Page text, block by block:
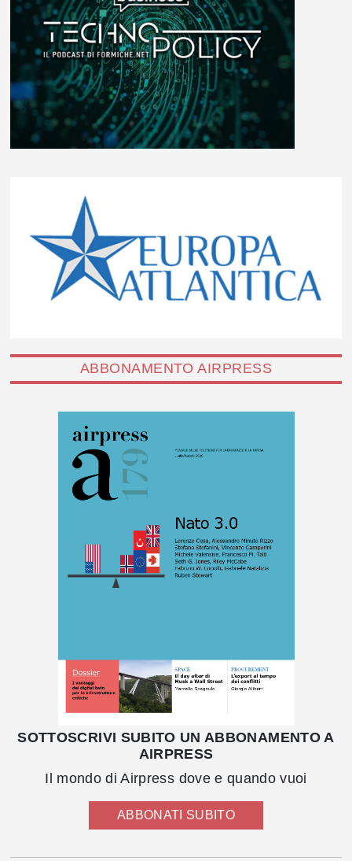
ABBONAMENTO AIRPRESS
SOTTOSCRIVI SUBITO UN ABBONAMENTO A
AIRPRESS
Il mondo di Airpress dove e quando vuoi
ABBONATI SUBITO